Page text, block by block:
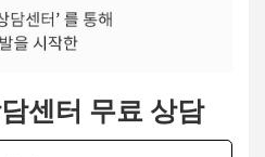
센터 무료 상담